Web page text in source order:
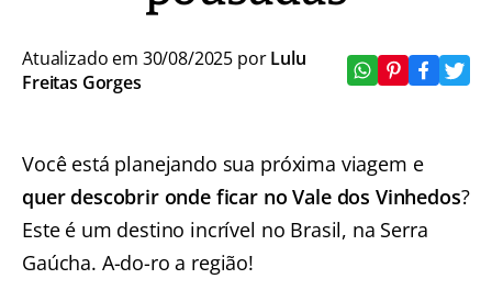
Atualizado em 30/08/2025 porLulu
Freitas Gorges
Você está planejando sua próxima viagem e
quer descobrir onde ficar no Vale dos Vinhedos?
Este é um destino incrível no Brasil, na Serra
Gaúcha. A-do-ro a região!